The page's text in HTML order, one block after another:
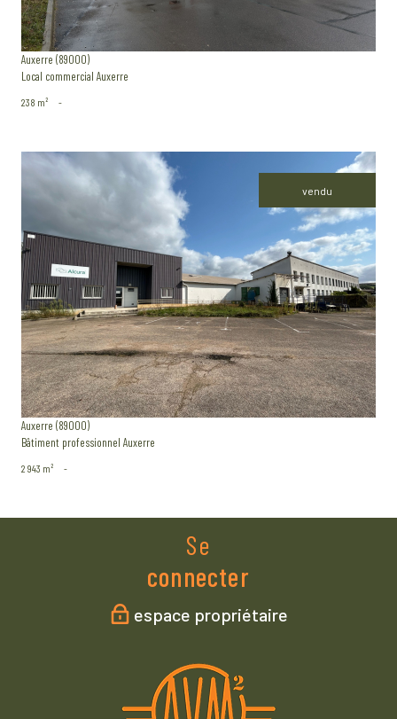
Auxerre (89000)
Local commercial Auxerre
238 m² -
vendu
voir le bien
Auxerre (89000)
Bâtiment professionnel Auxerre
2 943 m² -
Se
connecter
espace propriétaire